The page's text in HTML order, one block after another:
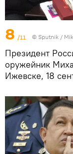
8 /11 © Sputnik /
Президент
оружейник
Ижевске, 18